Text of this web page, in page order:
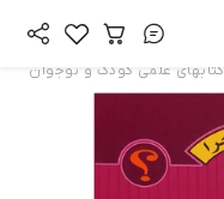
کتابهای علمی کودک و نوجوان